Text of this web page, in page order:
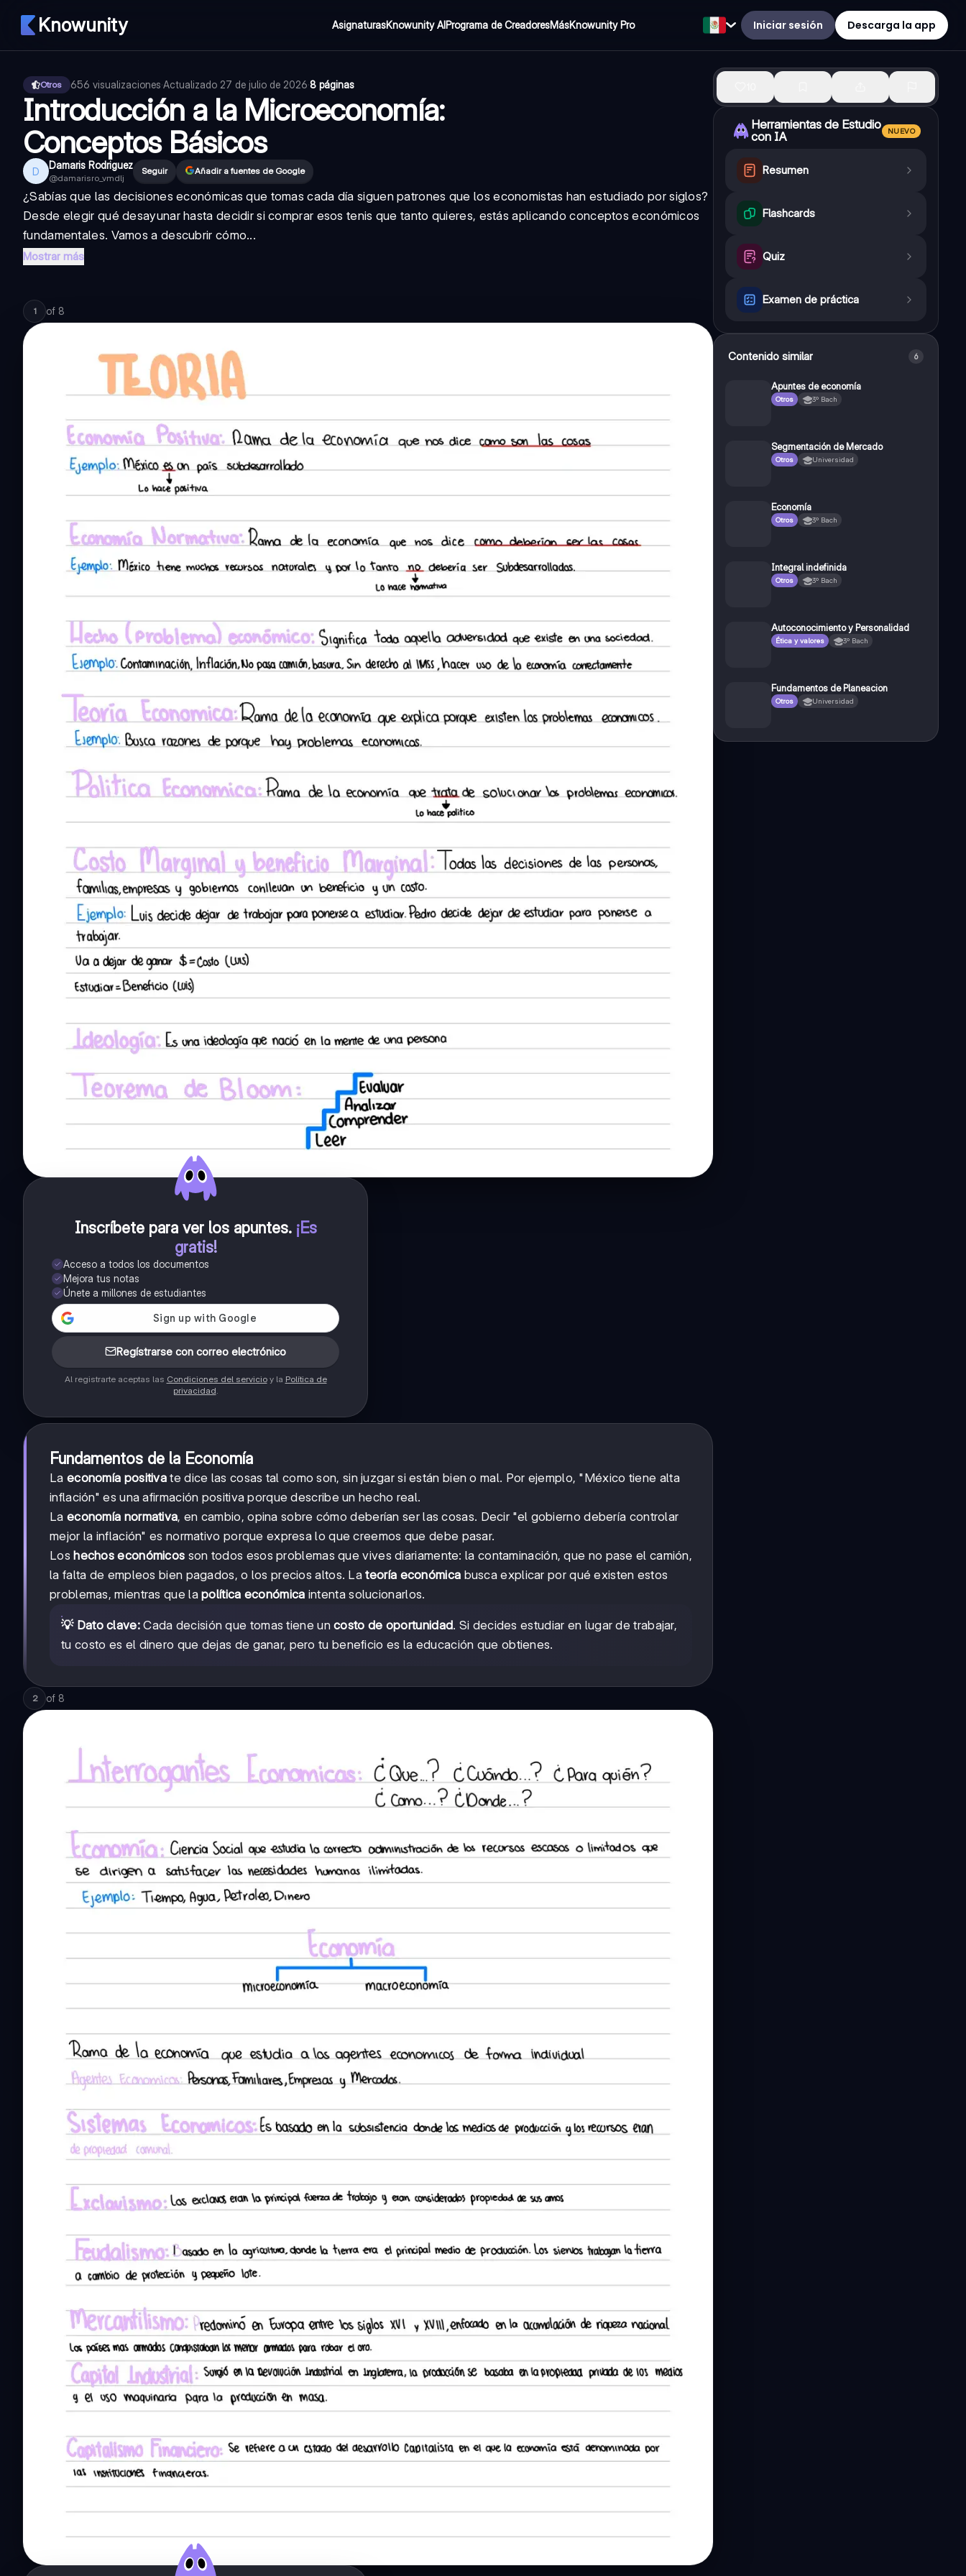
Knowunity AsignaturasKnowunity AIPrograma de CreadoresMásKnowunity Pro Iniciar sesión Descarga la app
Otros 656 visualizaciones·Actualizado 27 de julio de 2026·8 páginas
Introducción a la Microeconomía:
Conceptos Básicos
D Damaris Rodriguez
@damarisro_vmdlj
Seguir Añadir a fuentes de Google
¿Sabías que las decisiones económicas que tomas cada día siguen patrones que los economistas han estudiado por siglos?
Desde elegir qué desayunar hasta decidir si comprar esos tenis que tanto quieres, estás aplicando conceptos económicos
fundamentales. Vamos a descubrir cómo...
Mostrar más
1 of 8
Inscríbete para ver los apuntes. ¡Es
gratis!
Acceso a todos los documentos
Mejora tus notas
Únete a millones de estudiantes
Regístrarse con correo electrónico
Al registrarte aceptas las Condiciones del servicioy la Política de
privacidad.
Fundamentos de la Economía
La economía positiva te dice las cosas tal como son, sin juzgar si están bien o mal. Por ejemplo, "México tiene alta
inflación" es una afirmación positiva porque describe un hecho real.
La economía normativa, en cambio, opina sobre cómo deberían ser las cosas. Decir "el gobierno debería controlar
mejor la inflación" es normativo porque expresa lo que creemos que debe pasar.
Los hechos económicos son todos esos problemas que vives diariamente: la contaminación, que no pase el camión,
la falta de empleos bien pagados, o los precios altos. Lateoría económica busca explicar por qué existen estos
problemas, mientras que lapolítica económica intenta solucionarlos.
💡 Dato clave:Cada decisión que tomas tiene uncosto de oportunidad. Si decides estudiar en lugar de trabajar,
tu costo es el dinero que dejas de ganar, pero tu beneficio es la educación que obtienes.
2 of 8
Herramientas de Estudio
con IA
NUEVO
Resumen
Flashcards
Quiz
Examen de práctica
Contenido similar 6
Apuntes de economía
Otros 3º Bach
Segmentación de Mercado
Otros Universidad
Economía
Otros 3º Bach
Integral indefinida
Otros 3º Bach
Autoconocimiento y Personalidad
Ética y valores 3º Bach
Fundamentos de Planeacion
Otros Universidad